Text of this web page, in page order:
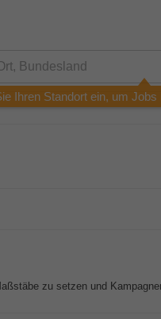
Ihren Standort ein, um
zu setzen und